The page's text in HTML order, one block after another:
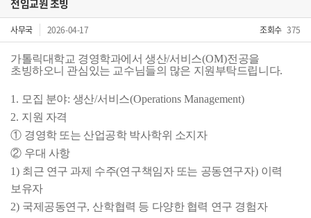
전임교원 초빙
사무국 2026-04-17 조회수 375
가톨릭대학교 경영학과에서 생산/서비스(OM)전공을
초빙하오니 관심있는 교수님들의 많은 지원부탁드립니다.
1. 모집 분야: 생산/서비스(Operations Management)
2. 지원 자격
① 경영학 또는 산업공학 박사학위 소지자
② 우대 사항
1) 최근 연구 과제 수주(연구책임자 또는 공동연구자) 이력
보유자
2) 국제공동연구, 산학협력 등 다양한 협력 연구 경험자